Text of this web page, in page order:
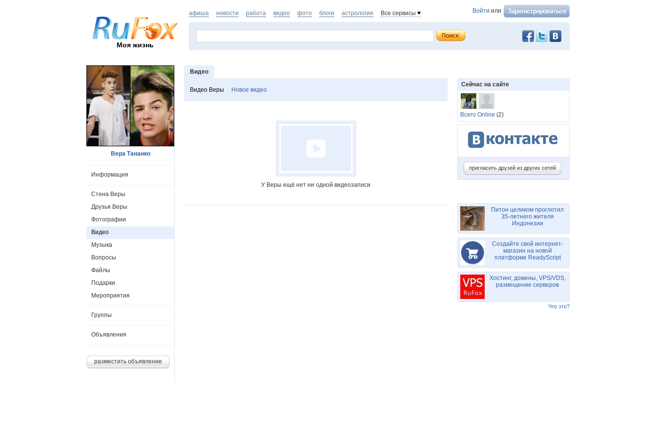
Моя жизнь
Войти или
афиша новости работа видео фото блоги астрология Все сервисы
Видео
Видео Веры Новое видео
У Веры ещё нет ни одной видеозаписи
Вера Тананко
Информация
Стена Веры
Друзья Веры
Фотографии
Видео
Музыка
Вопросы
Файлы
Подарки
Мероприятия
Группы
Объявления
разместить объявление
Сейчас на сайте
Всего Online (2)
пригласить друзей из других сетей
Питон целиком проглотил
35-летнего жителя
Индонезии
Создайте свой интернет-
магазин на новой
платформе ReadyScript
Хостинг, домены, VPS/VDS,
размещение серверов
Что это?